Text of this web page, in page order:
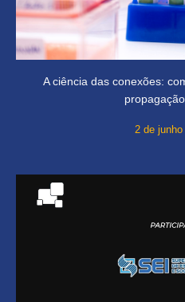
A ciência das conexões:
2 de